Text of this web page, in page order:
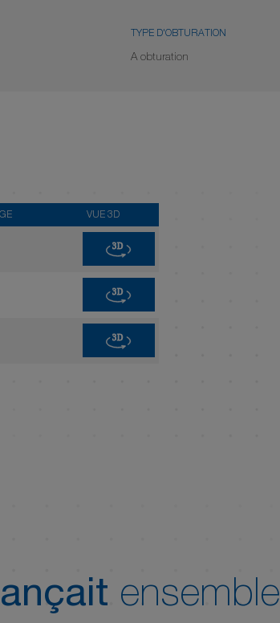
TYPE D'OBTURATION
A obturation
VUE 3D
3D
3D
3D
ensemble